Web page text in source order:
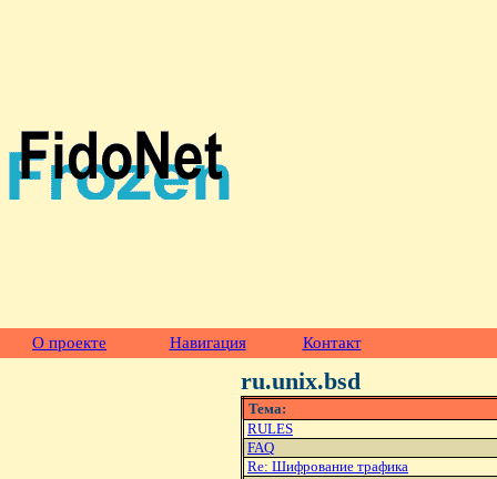
О проекте Навигация Контакт
ru.unix.bsd
Тема:
RULES
FAQ
Re: Шифрование трафика